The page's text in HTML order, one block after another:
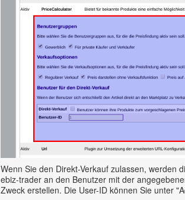
Wenn Sie den Direkt-Verkauf zulassen, werden
ebiz-trader an den Benutzer mit der
Zweck erstellen. Die User-ID können Sie unter